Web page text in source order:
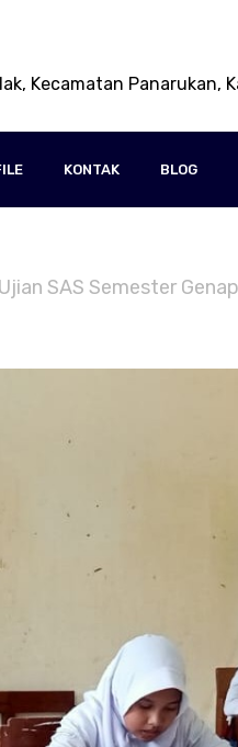
Kecamatan Panarukan,
KONTAK BLOG
SAS Semester Genap